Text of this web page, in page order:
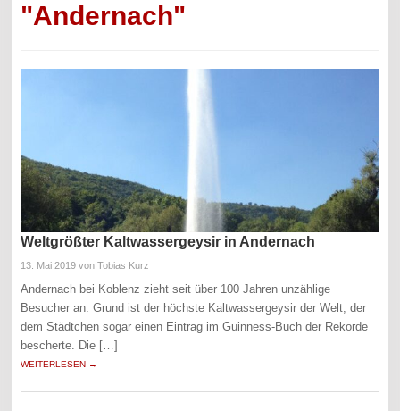
"Andernach"
Weltgrößter Kaltwassergeysir in Andernach
13. Mai 2019 von Tobias Kurz
Andernach bei Koblenz zieht seit über 100 Jahren unzählige
Besucher an. Grund ist der höchste Kaltwassergeysir der Welt, der
dem Städtchen sogar einen Eintrag im Guinness-Buch der Rekorde
bescherte. Die […]
WEITERLESEN →